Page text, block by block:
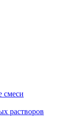
смеси
растворов